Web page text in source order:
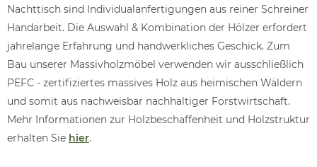
Nachttisch sind Individualanfertigungen aus reiner Schreiner
Handarbeit. Die Auswahl & Kombination der Hölzer erfordert
jahrelange Erfahrung und handwerkliches Geschick. Zum
Bau unserer Massivholzmöbel verwenden wir ausschließlich
PEFC - zertifiziertes massives Holz aus heimischen Wäldern
und somit aus nachweisbar nachhaltiger Forstwirtschaft.
Mehr Informationen zur Holzbeschaffenheit und Holzstruktur
erhalten Sie hier.